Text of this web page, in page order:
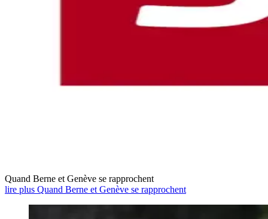
Quand Berne et Genève se rapprochent
lire plus Quand Berne et Genève se rapprochent